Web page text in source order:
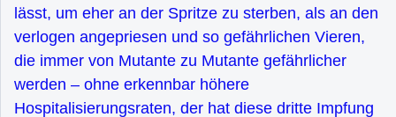
lässt, um eher an der Spritze zu sterben, als an den
verlogen angepriesen und so gefährlichen Vieren,
die immer von Mutante zu Mutante gefährlicher
werden – ohne erkennbar höhere
Hospitalisierungsraten, der hat diese dritte Impfung